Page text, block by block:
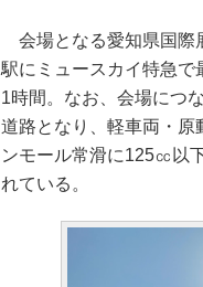
会場となる愛知県国際
駅にミュースカイ特急で
1時間。なお、会場につ
道路となり、軽車両・原
ンモール常滑に125㏄以
れている。